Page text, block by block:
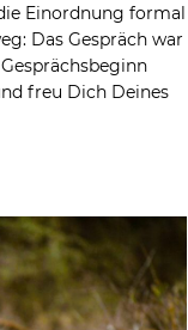
Einordnung formal
Das Gespräch war
freu Dich Deines